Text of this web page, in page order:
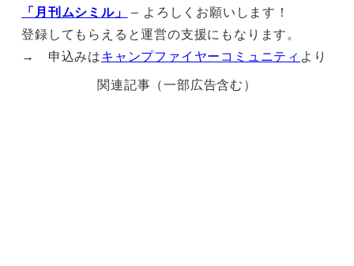
「月刊ムシミル」
– よろしくお願いします！
登録してもらえると運営の支援にもなります。
→ 申込みはキャンプファイヤーコミュニティ より
関連記事（一部広告含む）